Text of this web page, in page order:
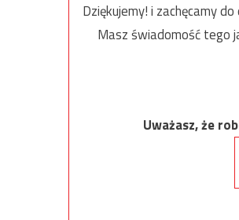
Dziękujemy! i zachęcamy
Masz świadomość tego
Uważasz, że